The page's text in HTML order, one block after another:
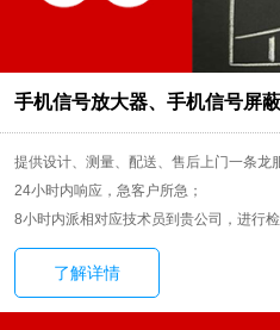
手机信号放大器、手机信号屏
提供设计、测量、配送、售后上门一条龙
24小时内响应，急客户所急；
8小时内派相对应技术员到贵公司，进行检
了解详情